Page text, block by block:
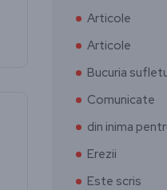
Articole
Articole
Bucuria
Comunicate
din inima
Erezii
Este scris